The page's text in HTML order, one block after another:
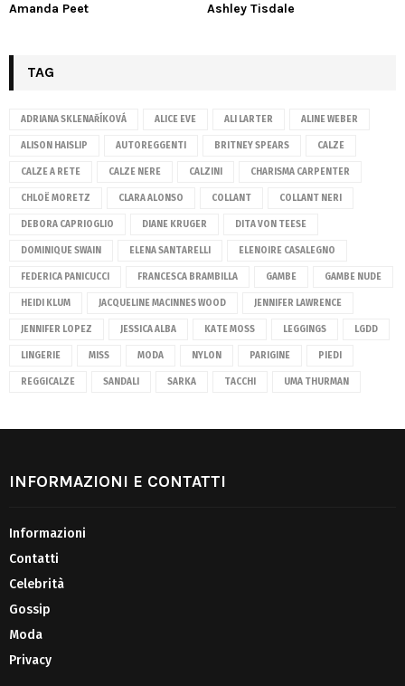
Amanda Peet Ashley Tisdale
TAG
ADRIANA SKLENAŘÍKOVÁ ALICE EVE ALI LARTER ALINE WEBER
ALISON HAISLIP AUTOREGGENTI BRITNEY SPEARS CALZE
CALZE A RETE CALZE NERE CALZINI CHARISMA CARPENTER
CHLOË MORETZ CLARA ALONSO COLLANT COLLANT NERI
DEBORA CAPRIOGLIO DIANE KRUGER DITA VON TEESE
DOMINIQUE SWAIN ELENA SANTARELLI ELENOIRE CASALEGNO
FEDERICA PANICUCCI FRANCESCA BRAMBILLA GAMBE GAMBE NUDE
HEIDI KLUM JACQUELINE MACINNES WOOD JENNIFER LAWRENCE
JENNIFER LOPEZ JESSICA ALBA KATE MOSS LEGGINGS LGDD
LINGERIE MISS MODA NYLON PARIGINE PIEDI
REGGICALZE SANDALI SARKA TACCHI UMA THURMAN
INFORMAZIONI E CONTATTI
Informazioni
Contatti
Celebrità
Gossip
Moda
Privacy